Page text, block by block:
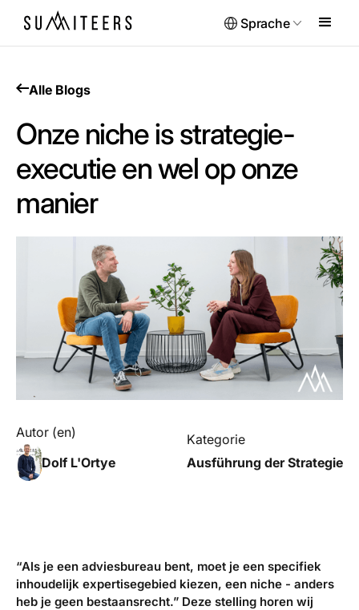
Sprache
Alle Blogs
Onze niche is strategie-
executie en wel op onze
manier
Autor (en)
Dolf L'Ortye
Kategorie
Ausführung der Strategie
“Als je een adviesbureau bent, moet je een specifiek
inhoudelijk expertisegebied kiezen, een niche - anders
heb je geen bestaansrecht.” Deze stelling horen wij